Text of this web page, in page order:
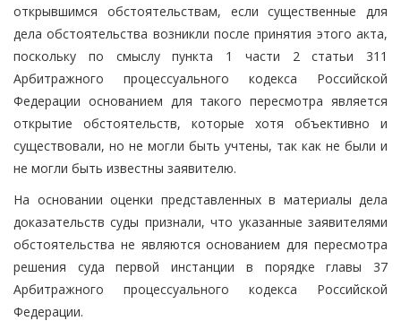
открывшимся обстоятельствам, если существенные для
дела обстоятельства возникли после принятия этого акта,
поскольку по смыслу пункта 1 части 2 статьи 311
Арбитражного процессуального кодекса Российской
Федерации основанием для такого пересмотра является
открытие обстоятельств, которые хотя объективно и
существовали, но не могли быть учтены, так как не были и
не могли быть известны заявителю.
На основании оценки представленных в материалы дела
доказательств суды признали, что указанные заявителями
обстоятельства не являются основанием для пересмотра
решения суда первой инстанции в порядке главы 37
Арбитражного процессуального кодекса Российской
Федерации.